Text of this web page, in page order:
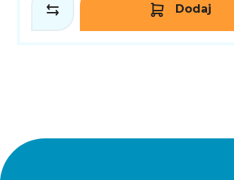
Dodaj